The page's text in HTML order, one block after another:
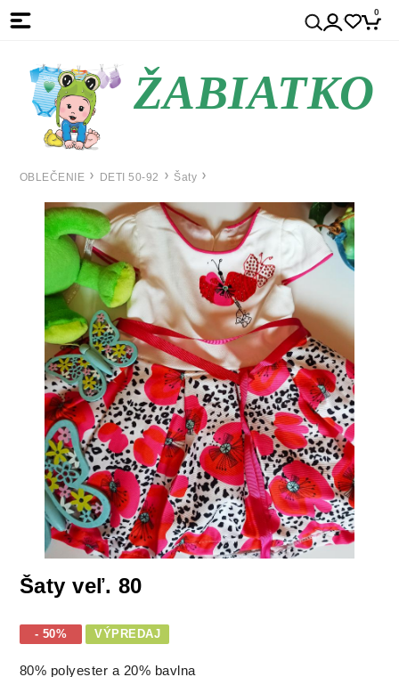
0
ŽABIATKO
OBLEČENIE DETI 50-92 Šaty
Šaty veľ. 80
- 50% VÝPREDAJ
80% polyester a 20% bavlna